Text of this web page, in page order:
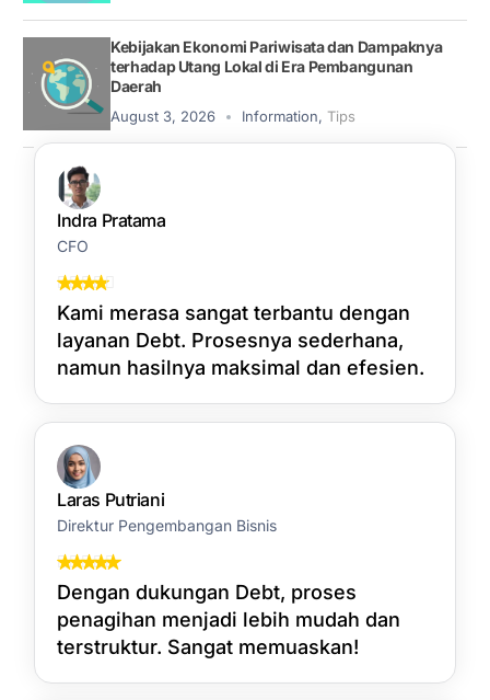
Kebijakan Ekonomi Pariwisata dan Dampaknya
terhadap Utang Lokal di Era Pembangunan
Daerah
August 3, 2026 Information, Tips
Indra Pratama
CFO
Kami merasa sangat terbantu dengan
layanan Debt. Prosesnya sederhana,
namun hasilnya maksimal dan efesien.
Laras Putriani
Direktur Pengembangan Bisnis
Dengan dukungan Debt, proses
penagihan menjadi lebih mudah dan
terstruktur. Sangat memuaskan!